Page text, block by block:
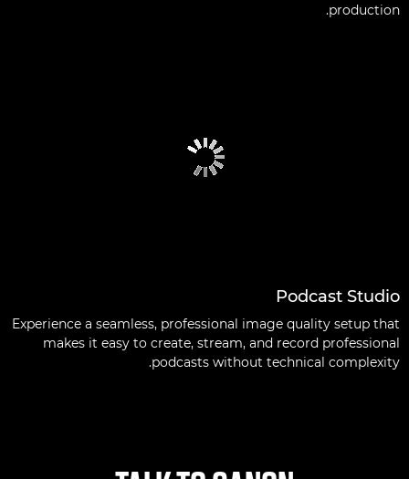
production.
Podcast Studio
Experience a seamless, professional image quality setup that
makes it easy to create, stream, and record professional
podcasts without technical complexity.